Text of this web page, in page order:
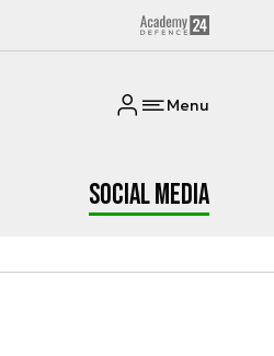
Menu
Social media